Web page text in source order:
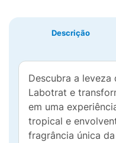
Descrição
Descubra a leveza
Labotrat e
em uma
tropical e
fragrância única